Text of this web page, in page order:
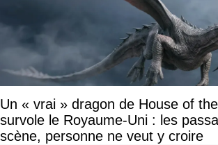
Un « vrai » dragon de House of
survole le Royaume-Uni : les
scène, personne ne veut y croire